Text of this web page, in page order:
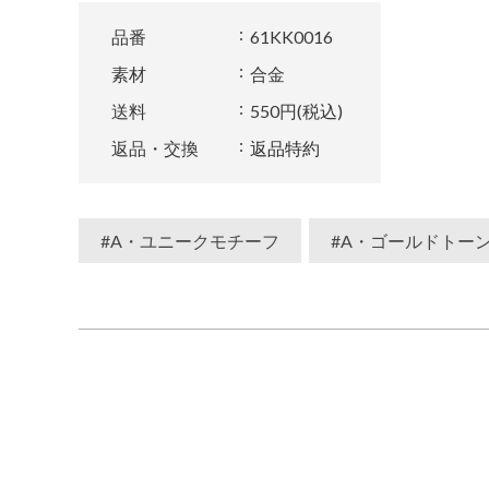
品番
61KK0016
素材
合金
送料
550円(税込)
返品・交換
返品特約
#A・ユニークモチーフ #A・ゴールドトー